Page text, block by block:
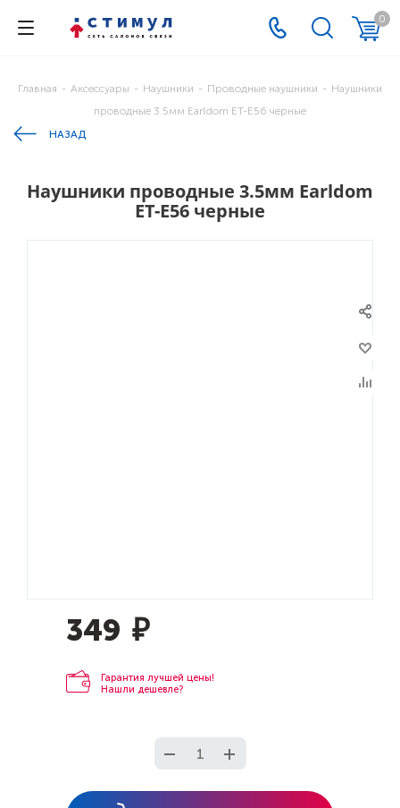
0
Главная - Аксессуары - Наушники - Проводные наушники - Наушники
проводные 3.5мм Earldom ET-E56 черные
НАЗАД
Наушники проводные 3.5мм Earldom
ET-E56 черные
349 ₽
Гарантия лучшей цены!
Нашли дешевле?